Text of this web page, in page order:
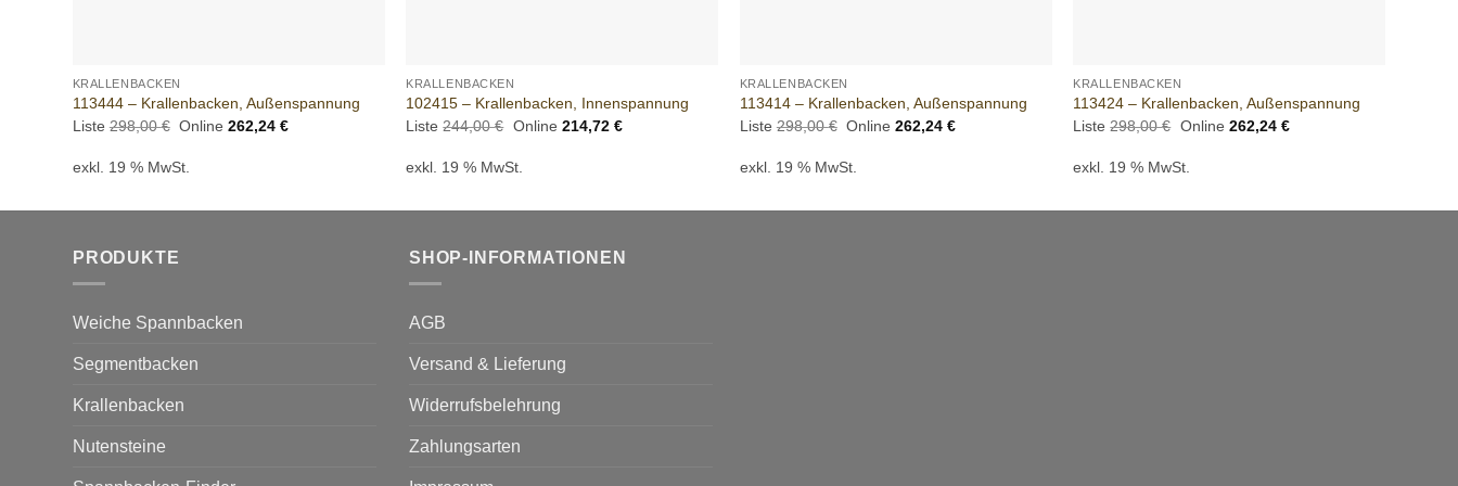
KRALLENBACKEN
113444 – Krallenbacken, Außenspannung
Liste 298,00€ Ursprünglicher
298,00 €
Online 262,24€Aktueller
exkl. 19 % MwSt.
KRALLENBACKEN
102415 – Krallenbacken, Innenspannung
Liste 244,00€ Ursprünglicher
244,00 €
Online 214,72 €Aktueller
exkl. 19 % MwSt.
KRALLENBACKEN
113414 – Krallenbacken, Außenspannung
Liste 298,00€ Ursprünglicher
298,00 €
Online 262,24€Aktueller
exkl. 19 % MwSt.
KRALLENBACKEN
113424 – Krallenbacken, Außenspannung
Liste 298,00€ Ursprünglicher
298,00 €
Online 262,24 €Aktueller
exkl. 19 % MwSt.
PRODUKTE
Weiche Spannbacken
Segmentbacken
Krallenbacken
Nutensteine
SHOP-INFORMATIONEN
AGB
Versand & Lieferung
Widerrufsbelehrung
Zahlungsarten